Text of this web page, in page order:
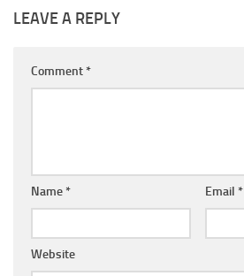
LEAVE A REPLY
Comment *
Name * Email *
Website